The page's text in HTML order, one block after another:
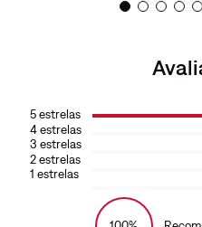
5estrelas
4estrelas
3 estrelas
2estrelas
1 estrelas